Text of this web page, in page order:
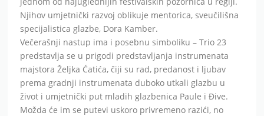
Njihov umjetnički razvoj oblikuje mentorica, sveučilišna
specijalistica glazbe, Dora Kamber.
Večerašnji nastup ima i posebnu simboliku – Trio 23
predstavlja se u prigodi predstavljanja instrumenata
majstora Željka Ćatića, čiji su rad, predanost i ljubav
prema gradnji instrumenata duboko utkali glazbu u
život i umjetnički put mladih glazbenica Paule i Đive.
Možda će im se putevi uskoro privremeno razići, no